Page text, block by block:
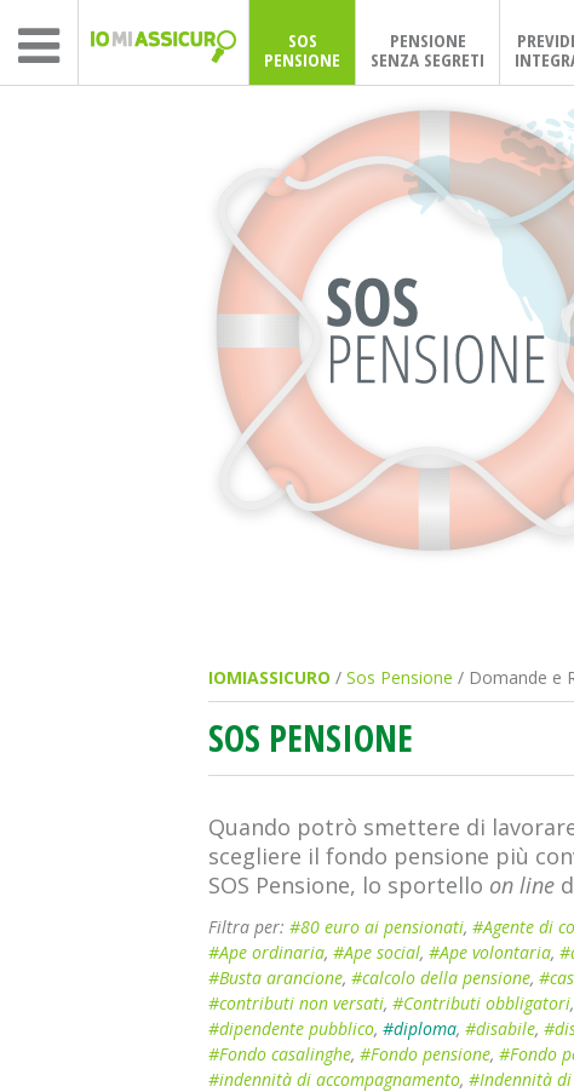
SOS
PENSIONE
PENSIONE
SENZA SEGRETI
IOMIASSICURO / Sos Pensione / Domande e
SOS PENSIONE
Quando potrò smettere di
scegliere il fondo pensione più
SOS Pensione, lo sportello on line
Filtra per: #80 euro ai pensionati, #Agente di
#Ape ordinaria, #Ape social, #Ape volontaria,
#Busta arancione, #calcolo della pensione,
#contributi non versati, #Contributi obbligatori,
#dipendente pubblico, #diploma, #disabile,
#Fondo casalinghe, #Fondo pensione, #Fondo
#indennità di accompagnamento, #Indennità